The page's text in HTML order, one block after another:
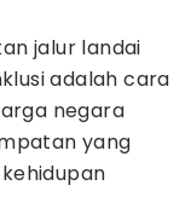
jalur landai
adalah cara
negara
yang